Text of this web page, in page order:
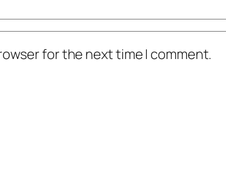
for the next time I comment.